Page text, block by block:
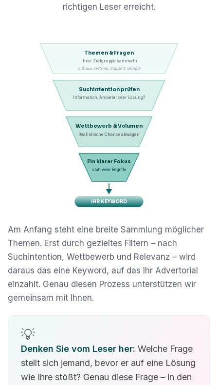
richtigen Leser erreicht.
Themen & Fragen
Ihrer Zielgruppe sammeln
z. B. aus Vertrieb, Support, Google
Suchintention prüfen
Information, Anbieter oder Lösung?
Wettbewerb & Volumen
Realistische Chance abwägen
Ein klarer Fokus
statt vieler Begriffe
IHR KEYWORD
Am Anfang steht eine breite Sammlung möglicher
Themen. Erst durch gezieltes Filtern – nach
Suchintention, Wettbewerb und Relevanz – wird
daraus das eine Keyword, auf das Ihr Advertorial
einzahlt. Genau diesen Prozess unterstützen wir
gemeinsam mit Ihnen.
💡
Denken Sie vom Leser her: Welche Frage
stellt sich jemand, bevor er auf eine Lösung
wie Ihre stößt? Genau diese Frage – in den